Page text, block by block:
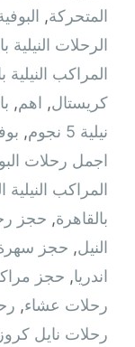
المتحركة,
الرحلات النيلية
المراكب النيلية
كريستال, اهم,
نيلية 5 نجوم
,
اجمل رحلات
المراكب النيلية
بالقاهرة, حجز
النيل, حجز
اندريا, حجز
رحلات عشاء,
رحلات نايل كروز